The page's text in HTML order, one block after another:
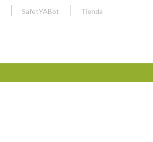
SafetYABot Tienda